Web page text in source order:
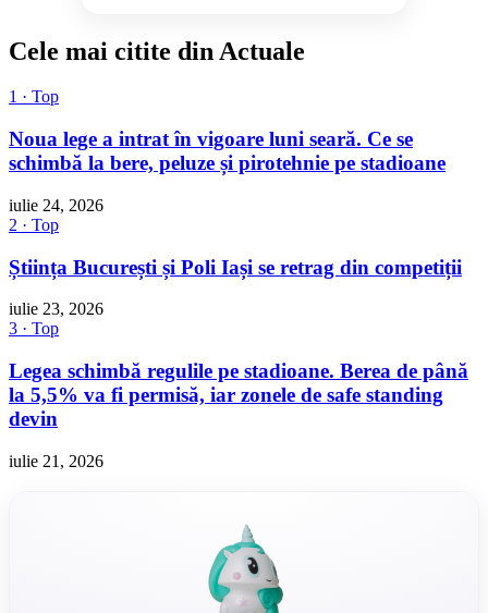
Cele mai citite din Actuale
1 · Top
Noua lege a intrat în vigoare luni seară. Ce se
schimbă la bere, peluze și pirotehnie pe stadioane
iulie 24, 2026
2 · Top
Știința București și Poli Iași se retrag din competiții
iulie 23, 2026
3 · Top
Legea schimbă regulile pe stadioane. Berea de până
la 5,5% va fi permisă, iar zonele de safe standing
devin
iulie 21, 2026